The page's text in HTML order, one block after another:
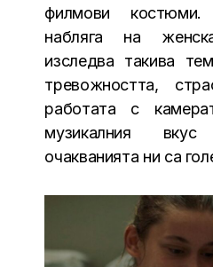
филмови
набляга на
изследва такива
тревожността,
работата с
музикалния
очакванията ни са